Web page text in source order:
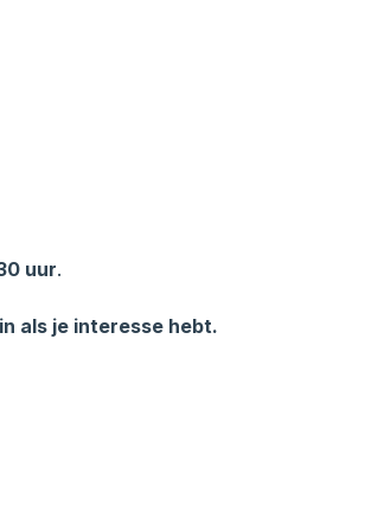
uur.
als je interesse hebt.